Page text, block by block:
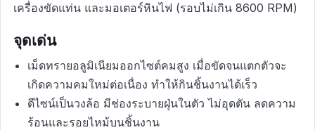
เครื่องขัดแท่น และมอเตอร์หินไฟ (รอบไม่เกิน 8600 RPM)
จุดเด่น
เม็ดทรายอลูมิเนียมออกไซต์คมสูง เมื่อขัดจนแตกตัวจะ
เกิดความคมใหม่ต่อเนื่อง ทำให้กินชิ้นงานได้เร็ว
ดีไซน์เป็นวงล้อ มีช่องระบายฝุ่นในตัว ไม่อุดตัน ลดความ
ร้อนและรอยไหม้บนชิ้นงาน